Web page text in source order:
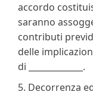
accordo
saranno
contributi
delle
di _____________.
5. Decorrenza